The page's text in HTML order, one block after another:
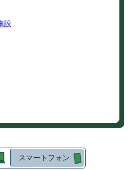
設
スマートフォン